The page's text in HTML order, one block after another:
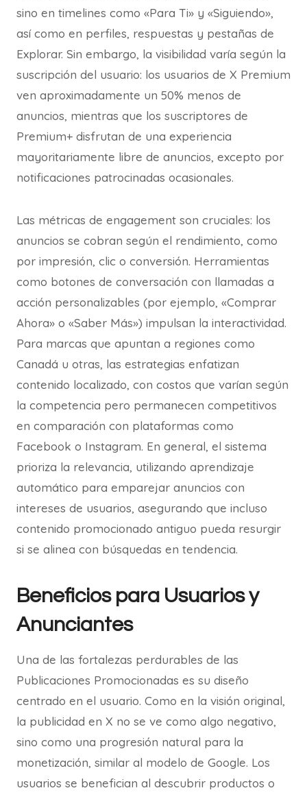
sino en timelines como «Para Ti» y «Siguiendo»,
así como en perfiles, respuestas y pestañas de
Explorar. Sin embargo, la visibilidad varía según la
suscripción del usuario: los usuarios de X Premium
ven aproximadamente un 50% menos de
anuncios, mientras que los suscriptores de
Premium+ disfrutan de una experiencia
mayoritariamente libre de anuncios, excepto por
notificaciones patrocinadas ocasionales.
Las métricas de engagement son cruciales: los
anuncios se cobran según el rendimiento, como
por impresión, clic o conversión. Herramientas
como botones de conversación con llamadas a
acción personalizables (por ejemplo, «Comprar
Ahora» o «Saber Más») impulsan la interactividad.
Para marcas que apuntan a regiones como
Canadá u otras, las estrategias enfatizan
contenido localizado, con costos que varían según
la competencia pero permanecen competitivos
en comparación con plataformas como
Facebook o Instagram. En general, el sistema
prioriza la relevancia, utilizando aprendizaje
automático para emparejar anuncios con
intereses de usuarios, asegurando que incluso
contenido promocionado antiguo pueda resurgir
si se alinea con búsquedas en tendencia.
Beneficios para Usuarios y
Anunciantes
Una de las fortalezas perdurables de las
Publicaciones Promocionadas es su diseño
centrado en el usuario. Como en la visión original,
la publicidad en X no se ve como algo negativo,
sino como una progresión natural para la
monetización, similar al modelo de Google. Los
usuarios se benefician al descubrir productos o